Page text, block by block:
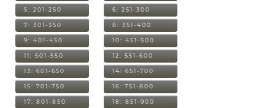
5: 201-250 6: 251-300
7: 301-350 8: 351-400
9: 401-450 10: 451-500
11: 501-550 12: 551-600
13: 601-650 14: 651-700
15: 701-750 16: 751-800
17: 801-850 18: 851-900